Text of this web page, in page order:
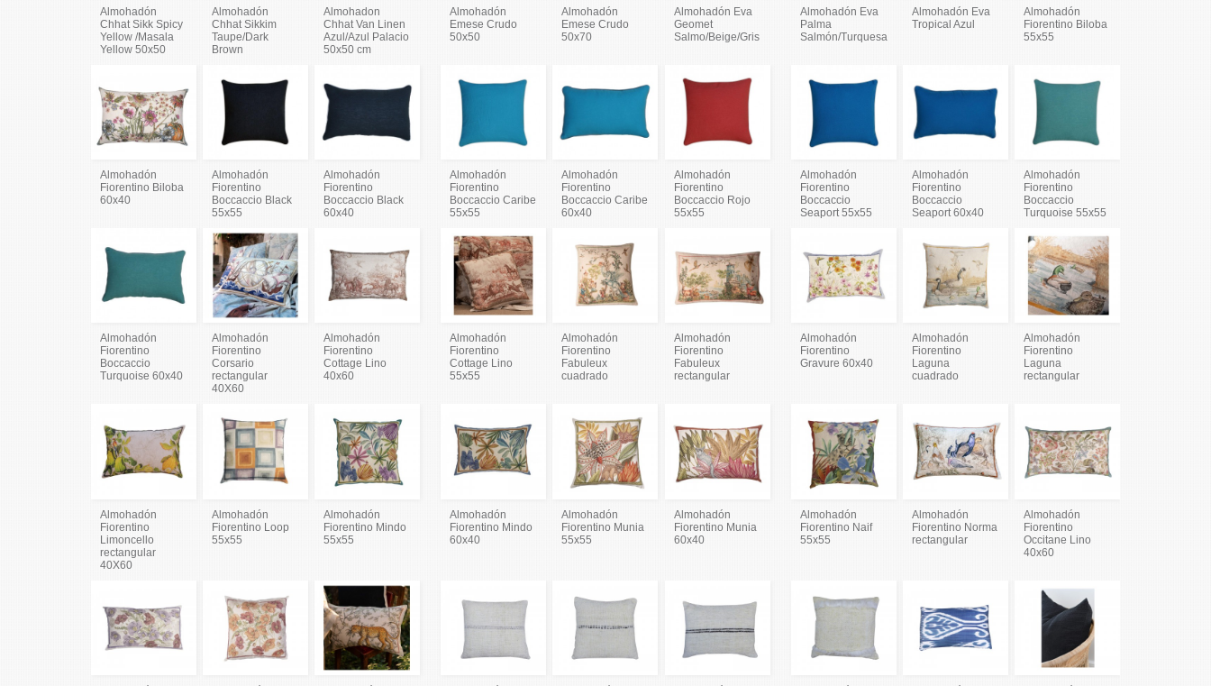
Almohadón
Chhat Sikk Spicy
Yellow /Masala
Yellow 50x50
Almohadón
Chhat Sikkim
Taupe/Dark
Brown
Almohadon
Chhat Van Linen
Azul/Azul Palacio
50x50 cm
Almohadón
Emese Crudo
50x50
Almohadón
Emese Crudo
50x70
Almohadón Eva
Geomet
Salmo/Beige/Gris
Almohadón Eva
Palma
Salmón/Turquesa
Almohadón Eva
Tropical Azul
Almohadón
Fiorentino Biloba
55x55
Almohadón
Fiorentino Biloba
60x40
Almohadón
Fiorentino
Boccaccio Black
55x55
Almohadón
Fiorentino
Boccaccio Black
60x40
Almohadón
Fiorentino
Boccaccio Caribe
55x55
Almohadón
Fiorentino
Boccaccio Caribe
60x40
Almohadón
Fiorentino
Boccaccio Rojo
55x55
Almohadón
Fiorentino
Boccaccio
Seaport 55x55
Almohadón
Fiorentino
Boccaccio
Seaport 60x40
Almohadón
Fiorentino
Boccaccio
Turquoise 55x55
Almohadón
Fiorentino
Boccaccio
Turquoise 60x40
Almohadón
Fiorentino
Corsario
rectangular
40X60
Almohadón
Fiorentino
Cottage Lino
40x60
Almohadón
Fiorentino
Cottage Lino
55x55
Almohadón
Fiorentino
Fabuleux
cuadrado
Almohadón
Fiorentino
Fabuleux
rectangular
Almohadón
Fiorentino
Gravure 60x40
Almohadón
Fiorentino
Laguna
cuadrado
Almohadón
Fiorentino
Laguna
rectangular
Almohadón
Fiorentino
Limoncello
rectangular
40X60
Almohadón
Fiorentino Loop
55x55
Almohadón
Fiorentino Mindo
55x55
Almohadón
Fiorentino Mindo
60x40
Almohadón
Fiorentino Munia
55x55
Almohadón
Fiorentino Munia
60x40
Almohadón
Fiorentino Naif
55x55
Almohadón
Fiorentino Norma
rectangular
Almohadón
Fiorentino
Occitane Lino
40x60